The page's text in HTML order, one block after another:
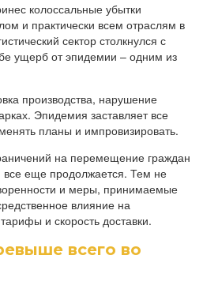
колоссальные убытки
и практически всем отраслям в
сектор столкнулся с
ущерб от эпидемии – одним из
производства, нарушение
Эпидемия заставляет все
планы и импровизировать.
на перемещение граждан
все еще продолжается. Тем не
и меры, принимаемые
влияние на
и скорость доставки.
всего во